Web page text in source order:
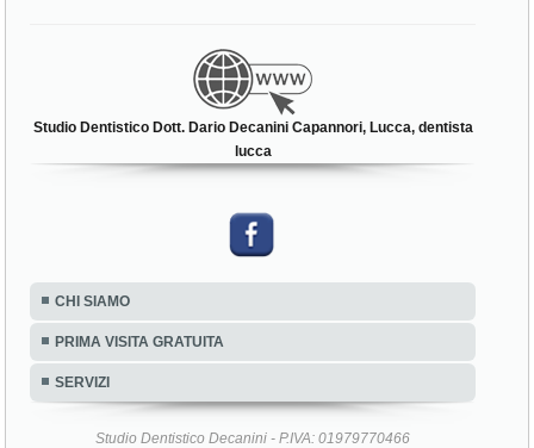
Studio Dentistico Dott. Dario Decanini Capannori, Lucca, dentista
lucca
CHI SIAMO
PRIMA VISITA GRATUITA
SERVIZI
Studio Dentistico Decanini - P.IVA: 01979770466